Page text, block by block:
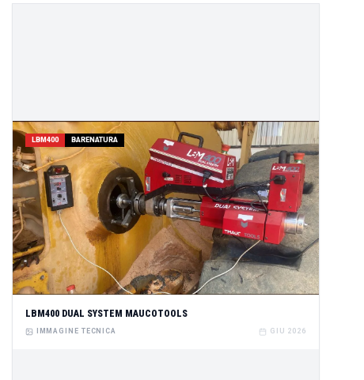
LBM400 BARENATURA
LBM400 DUAL SYSTEM MAUCOTOOLS
IMMAGINE TECNICA GIU 2026